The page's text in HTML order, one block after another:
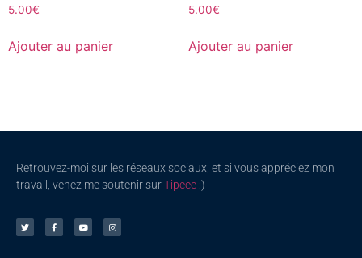
5.00€
Ajouter au panier
5.00€
Ajouter au panier
Retrouvez-moi sur les réseaux sociaux, et si vous appréciez mon
travail, venez me soutenir surTipeee :)